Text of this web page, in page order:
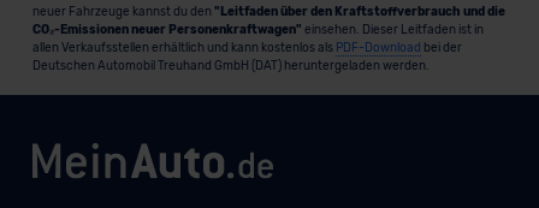
neuer Fahrzeuge kannst du den "Leitfaden über den Kraftstoffverbrauch und die
CO₂-Emissionen neuer Personenkraftwagen" einsehen. Dieser Leitfaden ist in
allen Verkaufsstellen erhältlich und kann kostenlos als PDF-Download bei der
Deutschen Automobil Treuhand GmbH (DAT) heruntergeladen werden.